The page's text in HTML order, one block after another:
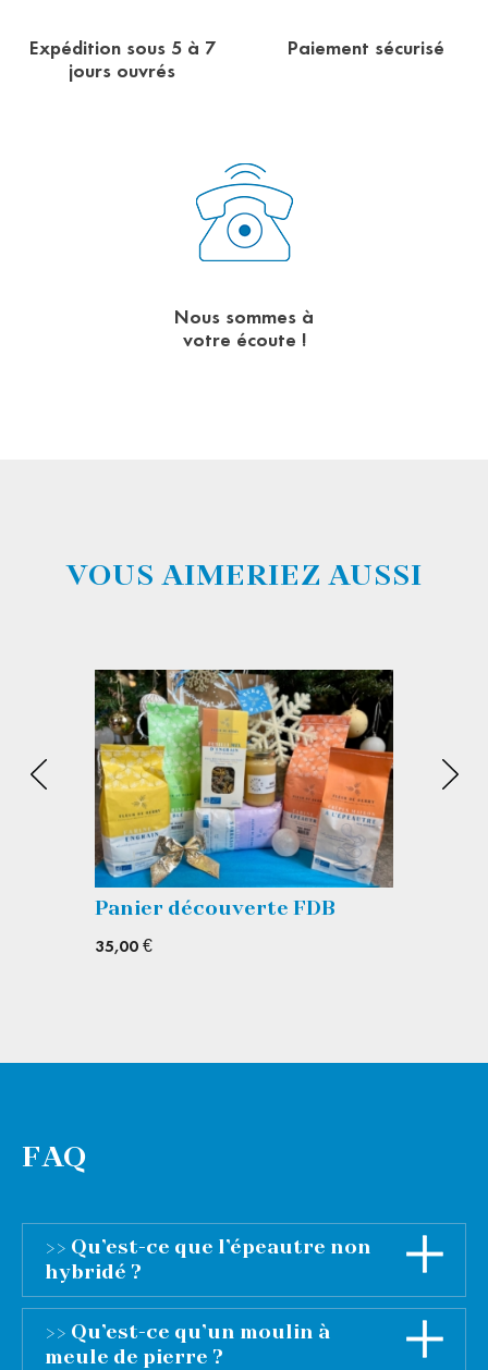
Expédition sous 5 à 7
jours ouvrés
Paiement sécurisé
Nous sommes à
votre écoute !
VOUS AIMERIEZ AUSSI
Carte cadeau Fleur de Berry
Dès 20,00 €
FAQ
>> Qu’est-ce que l’épeautre non
hybridé ?
L’expérience allemande (environ 70 ans de
recul avec l’usage de l’épeautre non hybridé),
>> Qu’est-ce qu’un moulin à
meule de pierre ?